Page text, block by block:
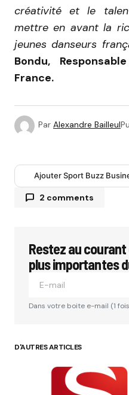
créativité et le
mettre en avant la
jeunes danseurs
Bondu,
France.
Par Alexandre Bailleul
Ajouter Sport Buzz
2 comments
gagnants dans des
Culture : Los Angeles,
Londres, Berlin.
3 février 2013 à 10 h 30 min
La tournée mondiale
Restez au
plus importantes
Dans votre boite e-mail (1
D'AUTRES ARTICLES